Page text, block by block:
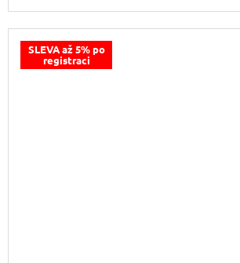
SLEVA až 5% po
registraci